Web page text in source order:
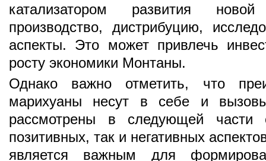
катализатором развития
производство, дистрибуцию,
аспекты. Это может привлечь
росту экономики Монтаны.
Однако важно отметить, что
марихуаны несут в себе и
рассмотрены в следующей части
позитивных, так и негативных
является важным для